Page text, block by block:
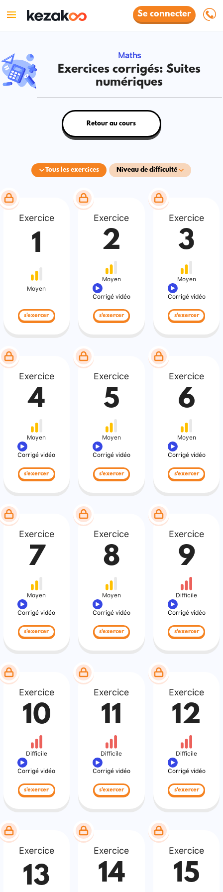
Se connecter
Maths
Exercices corrigés: Suites
numériques
Tous les exercices Niveau de difficulté
Retour au cours
Exercice
1
Moyen
s'exercer
Exercice
2
Moyen
Corrigé vidéo
s'exercer
Exercice
3
Moyen
Corrigé vidéo
s'exercer
Exercice
4
Moyen
Corrigé vidéo
s'exercer
Exercice
5
Moyen
Corrigé vidéo
s'exercer
Exercice
6
Moyen
Corrigé vidéo
s'exercer
Exercice
7
Moyen
Corrigé vidéo
s'exercer
Exercice
8
Moyen
Corrigé vidéo
s'exercer
Exercice
9
Difficile
Corrigé vidéo
s'exercer
Exercice
10
Difficile
Corrigé vidéo
s'exercer
Exercice
11
Difficile
Corrigé vidéo
s'exercer
Exercice
12
Difficile
Corrigé vidéo
s'exercer
Exercice
13
Exercice
14
Exercice
15